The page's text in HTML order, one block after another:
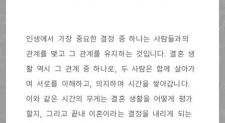
인생에서 가장 중요한 결정 중 하나는 사람들과의
관계를 맺고 그 관계를 유지하는 것입니다. 결혼 생
활 역시 그 관계 중 하나로, 두 사람은 함께 살아가
며 서로를 이해하고, 의지하며 시간을 쌓아갑니다.
이와 같은 시간의 무게는 결혼 생활을 어떻게 평가
할지, 그리고 끝내 이혼이라는 결정을 내리게 되는